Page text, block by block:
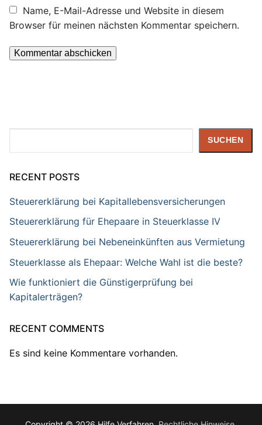
Name, E-Mail-Adresse und Website in diesem
Browser für meinen nächsten Kommentar speichern.
SUCHEN
RECENT POSTS
Steuererklärung bei Kapitallebensversicherungen
Steuererklärung für Ehepaare in Steuerklasse IV
Steuererklärung bei Nebeneinkünften aus Vermietung
Steuerklasse als Ehepaar: Welche Wahl ist die beste?
Wie funktioniert die Günstigerprüfung bei
Kapitalerträgen?
RECENT COMMENTS
Es sind keine Kommentare vorhanden.